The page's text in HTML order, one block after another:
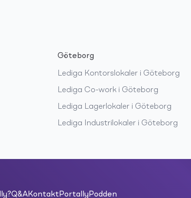
Göteborg
Lediga Kontorslokaler i Göteborg
Lediga Co-work i Göteborg
Lediga Lagerlokaler i Göteborg
Lediga Industrilokaler i Göteborg
Q&AKontakt PortallyPodden